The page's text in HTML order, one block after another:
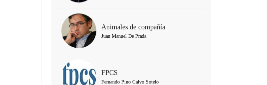
Animales de compañía
Juan Manuel De Prada
FPCS
Fernando Pino Calvo Sotelo